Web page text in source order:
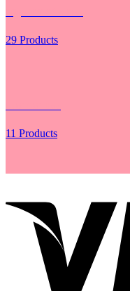
29 Products
11 Products